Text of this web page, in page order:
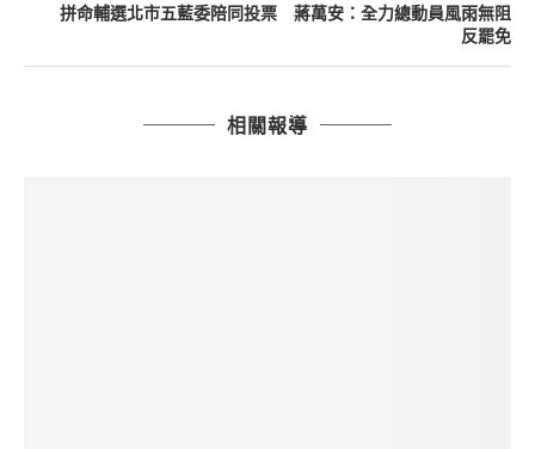
拼命輔選北市五藍委陪同投票 蔣萬安：全力總動員風雨無阻
反罷免
相關報導